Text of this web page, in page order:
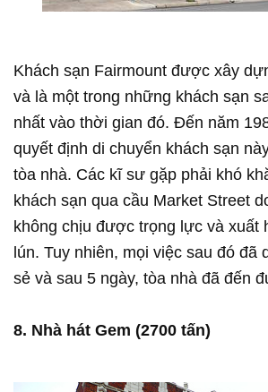
Khách sạn Fairmount được xây
và là một trong những khách sạn
nhất vào thời gian đó. Đến năm
quyết định di chuyển khách sạn
tòa nhà. Các kĩ sư gặp phải khó
khách sạn qua cầu Market Street
không chịu được trọng lực và xuất
lún. Tuy nhiên, mọi việc sau đó đã
sẻ và sau 5 ngày, tòa nhà đã đến
8. Nhà hát Gem (2700 tấn)